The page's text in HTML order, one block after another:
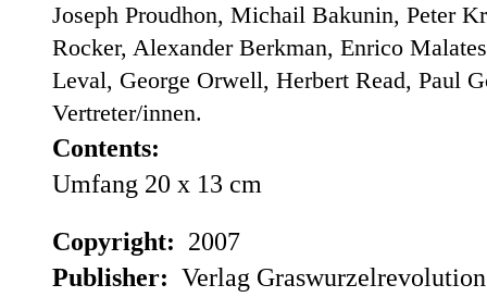
Joseph Proudhon, Michail Bakunin, Peter
Rocker, Alexander Berkman, Enrico
Leval, George Orwell, Herbert Read, Paul
Vertreter/innen.
Contents:
Umfang 20 x 13 cm
Copyright: 2007
Publisher: Verlag Graswurzelrevolution